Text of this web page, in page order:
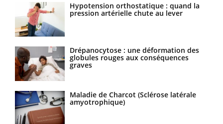
Hypotension orthostatique : quand la
pression artérielle chute au lever
Drépanocytose : une déformation des
globules rouges aux conséquences
graves
Maladie de Charcot (Sclérose latérale
amyotrophique)